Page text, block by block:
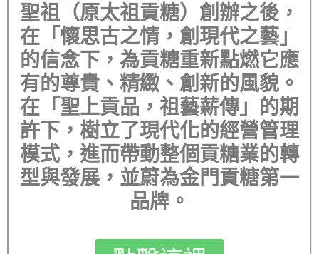
聖祖（原太祖貢糖）創辦之後，
在「懷思古之情，創現代之藝」
的信念下，為貢糖重新點燃它應
有的尊貴、精緻、創新的風貌。
在「聖上貢品，祖藝薪傳」的期
許下，樹立了現代化的經營管理
模式，進而帶動整個貢糖業的轉
型與發展，並蔚為金門貢糖第一
品牌。